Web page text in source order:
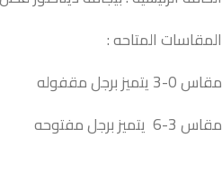
المقاسات المتاحه :
مقاس 0-3 يتميز برجل مقفوله
مقاس 3-6 يتميز برجل مفتوحه